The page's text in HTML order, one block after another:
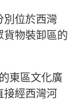
別位於西灣
貨物裝卸區的
東區文化廣
經西灣河